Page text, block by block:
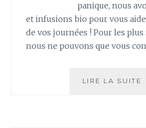
panique, nous
et infusions bio pour vous
de vos journées ! Pour les plus
nous ne pouvons que vous
LIRE LA SUITE